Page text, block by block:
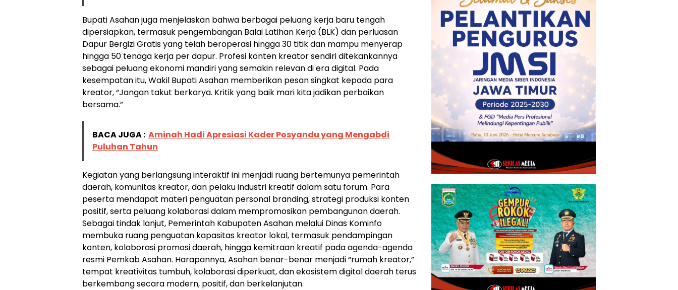
Bupati Asahan juga menjelaskan bahwa berbagai peluang kerja baru tengah
dipersiapkan, termasuk pengembangan Balai Latihan Kerja (BLK) dan perluasan
Dapur Bergizi Gratis yang telah beroperasi hingga 30 titik dan mampu menyerap
hingga 50 tenaga kerja per dapur. Profesi konten kreator sendiri ditekankannya
sebagai peluang ekonomi mandiri yang semakin relevan di era digital. Pada
kesempatan itu, Wakil Bupati Asahan memberikan pesan singkat kepada para
kreator, “Jangan takut berkarya. Kritik yang baik mari kita jadikan perbaikan
bersama.”
BACA JUGA : Aminah Hadi Apresiasi Kader Posyandu yang Mengabdi
Puluhan Tahun
Kegiatan yang berlangsung interaktif ini menjadi ruang bertemunya pemerintah
daerah, komunitas kreator, dan pelaku industri kreatif dalam satu forum. Para
peserta mendapat materi penguatan personal branding, strategi produksi konten
positif, serta peluang kolaborasi dalam mempromosikan pembangunan daerah.
Sebagai tindak lanjut, Pemerintah Kabupaten Asahan melalui Dinas Kominfo
membuka ruang penguatan kapasitas kreator lokal, termasuk pendampingan
konten, kolaborasi promosi daerah, hingga kemitraan kreatif pada agenda-agenda
resmi Pemkab Asahan. Harapannya, Asahan benar-benar menjadi “rumah kreator,”
tempat kreativitas tumbuh, kolaborasi diperkuat, dan ekosistem digital daerah terus
berkembang secara modern, positif, dan berkelanjutan.